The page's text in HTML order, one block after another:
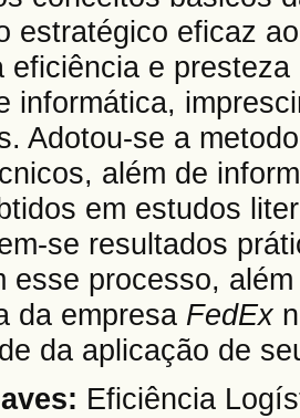
estratégico eficaz
eficiência e
informática,
Adotou-se a
além de
em estudos
se resultados
esse processo,
da empresa FedEx
da aplicação de
Eficiência